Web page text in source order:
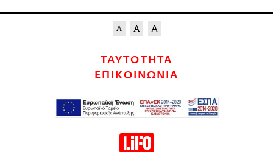
ΤΑΥΤΟΤΗΤΑ
ΕΠΙΚΟΙΝΩΝΙΑ